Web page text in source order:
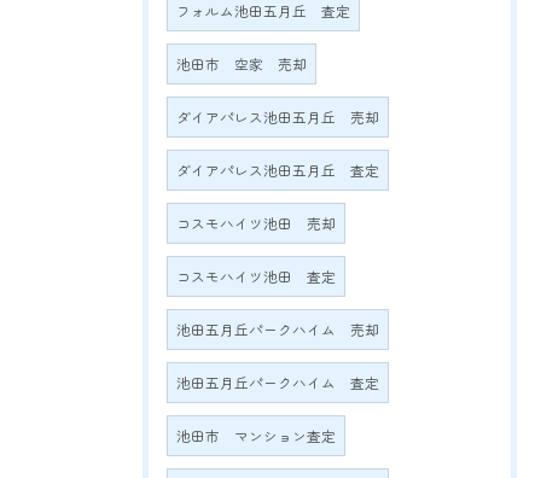
フォルム池田五月丘 査定
池田市 空家 売却
ダイアパレス池田五月丘 売却
ダイアパレス池田五月丘 査定
コスモハイツ池田 売却
コスモハイツ池田 査定
池田五月丘パークハイム 売却
池田五月丘パークハイム 査定
池田市 マンション査定